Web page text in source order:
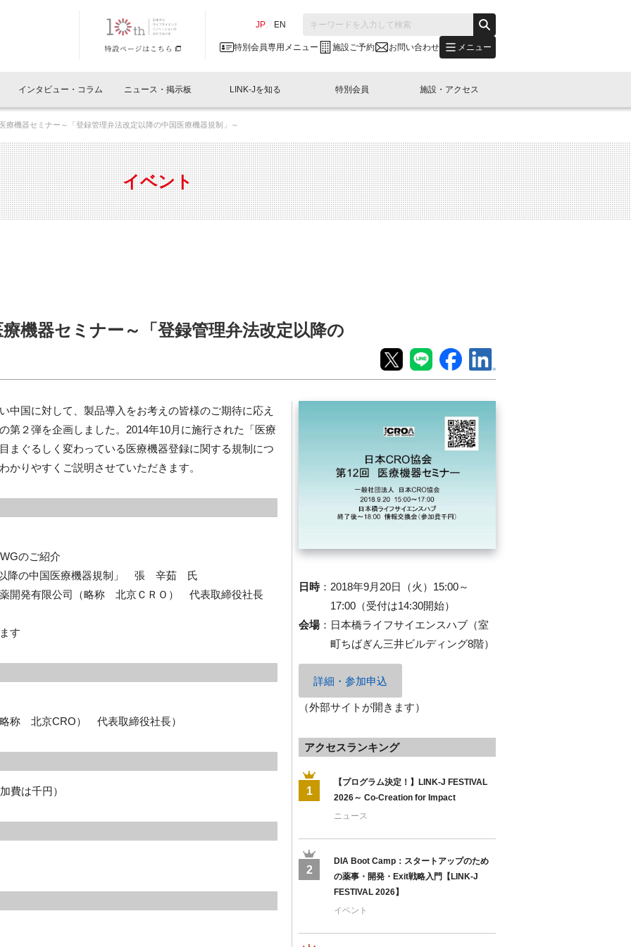
JP EN
特別会員専用メニュー 施設ご予約 お問い合わせ メニュー
閉じる
員開催
参加
イベントレポート一覧
LINK-J主催・共催 特別会員開催
LINK-J協賛・協力 出展・参加
What's "UNIKORN"？ What's "LINK-BioBAY TOKYO"？
インタビュー・コラム
ベンチャーインタビュー 会報誌 (News Letter)
サポーターコラム 日本橋コラム
ニュース・掲示板
リリース
連
人と情報の交流掲示板一覧
会員プレスリリース ニュース・事業紹介
募集 イベント
LINK-Jを知る
Why in Nihonbashi What’s LINK-J WEST
サポーター紹介 事業内容
パンフレット GTB日本橋エリアについて
特別会員
特別会員について 入会申し込み
施設・アクセス
オフィス・ラボ 施設ご予約
療機器セミナー～「登録管理弁法改定以降の中国医療機器規制」～
イベント
機器セミナー～「登録管理弁法改定以降の
中国に対して、製品導入をお考えの皆様のご期待に応え
第２弾を企画しました。2014年10月に施行された「医療
まぐるしく変わっている医療機器登録に関する規制につ
かりやすくご説明させていただきます。
のご紹介
降の中国医療機器規制」 張 辛茹 氏
司（略称 北京ＣＲＯ） 代表取締役社長
す
称 北京CRO） 代表取締役社長）
費は千円）
日時： 2018年9月20日（火）15:00～
17:00（受付は14:30開始）
会場： 日本橋ライフサイエンスハブ（室
町ちばぎん三井ビルディング8階）
詳細・参加申込
（外部サイトが開きます）
アクセスランキング
1
【プログラム決定！】LINK-J FESTIVAL
2026～ Co-Creation for Impact
ニュース
2
DIA Boot Camp：スタートアップのため
の薬事・開発・Exit戦略入門【LINK-J
FESTIVAL 2026】
イベント